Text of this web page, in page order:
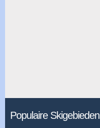
Populaire Skigebieden